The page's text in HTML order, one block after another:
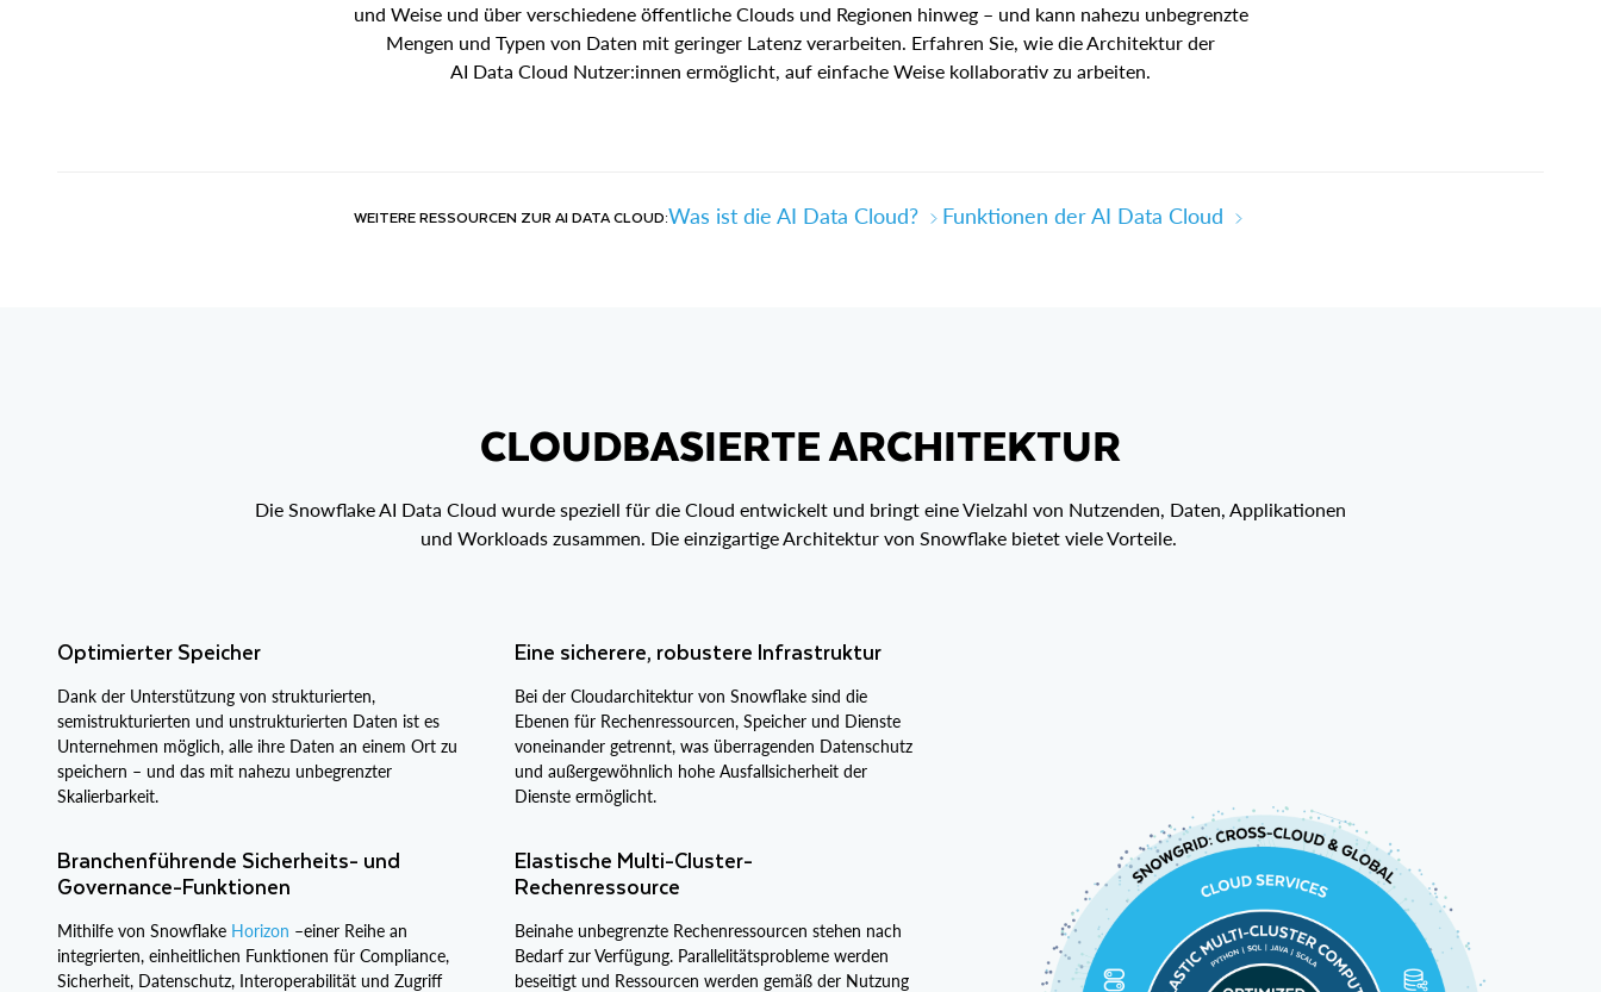
und Weise und über verschiedene öffentliche Clouds und Regionen hinweg – und kann nahezu unbegrenzte
Mengen und Typen von Daten mit geringer Latenz verarbeiten. Erfahren Sie, wie die Architektur der
AI Data Cloud Nutzer:innen ermöglicht, auf einfache Weise kollaborativ zu arbeiten.
WEITERE RESSOURCEN ZUR AI DATA CLOUD:Was ist die AI Data Cloud? Funktionen der AI Data Cloud
CLOUDBASIERTE ARCHITEKTUR
Die Snowflake AI Data Cloud wurde speziell für die Cloud entwickelt und bringt eine Vielzahl von Nutzenden, Daten, Applikationen
und Workloads zusammen. Die einzigartige Architektur von Snowflake bietet viele Vorteile.
Optimierter Speicher
Dank der Unterstützung von strukturierten,
semistrukturierten und unstrukturierten Daten ist es
Unternehmen möglich, alle ihre Daten an einem Ort zu
speichern – und das mit nahezu unbegrenzter
Skalierbarkeit.
Branchenführende Sicherheits- und
Governance-Funktionen
Mithilfe von Snowflake Horizon –einer Reihe an
integrierten, einheitlichen Funktionen für Compliance,
Sicherheit, Datenschutz, Interoperabilität und Zugriff
Eine sicherere, robustere Infrastruktur
Bei der Cloudarchitektur von Snowflake sind die
Ebenen für Rechenressourcen, Speicher und Dienste
voneinander getrennt, was überragenden Datenschutz
und außergewöhnlich hohe Ausfallsicherheit der
Dienste ermöglicht.
Elastische Multi-Cluster-
Rechenressource
Beinahe unbegrenzte Rechenressourcen stehen nach
Bedarf zur Verfügung. Parallelitätsprobleme werden
beseitigt und Ressourcen werden gemäß der Nutzung